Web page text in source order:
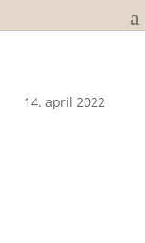
14. april 2022